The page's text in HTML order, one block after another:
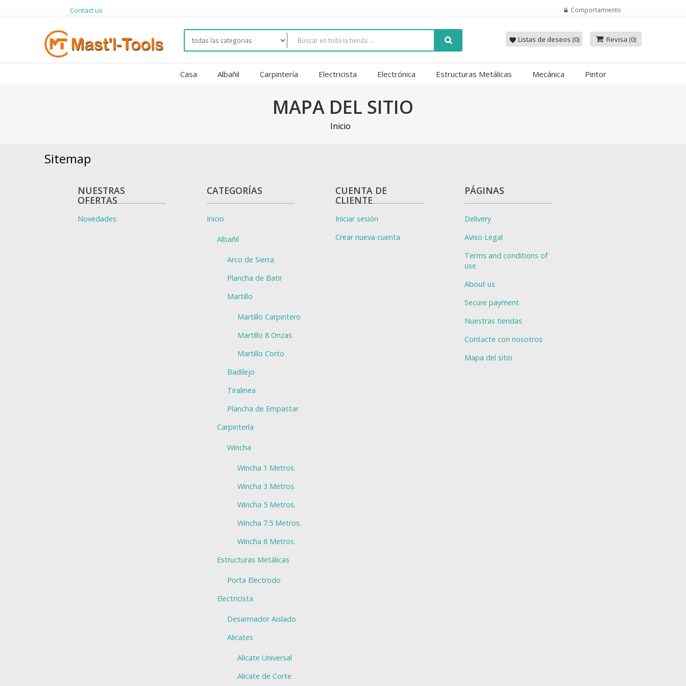
Contact us Comportamiento
Revisa (0)
favorite Listas de deseos (0)
Casa Albañil Carpintería Electricista Electrónica Estructuras Metálicas Mecánica Pintor
MAPA DEL SITIO
Inicio
Sitemap
NUESTRAS
OFERTAS
Novedades
CATEGORÍAS
Inicio
Albañil
Arco de Sierra
Plancha de Batir
Martillo
Martillo Carpintero
Martillo 8 Onzas
Martillo Corto
Badilejo
Tiralinea
Plancha de Empastar
Carpintería
Wincha
Wincha 1 Metros.
Wincha 3 Metros.
Wincha 5 Metros.
Wincha 7.5 Metros.
Wincha 8 Metros.
Estructuras Metálicas
Porta Electrodo
Electricista
Desarmador Aislado
Alicates
Alicate Universal
Alicate de Corte
CUENTA DE
CLIENTE
Iniciar sesión
Crear nueva cuenta
PÁGINAS
Delivery
Aviso Legal
Terms and conditions of
use
About us
Secure payment
Nuestras tiendas
Contacte con nosotros
Mapa del sitio